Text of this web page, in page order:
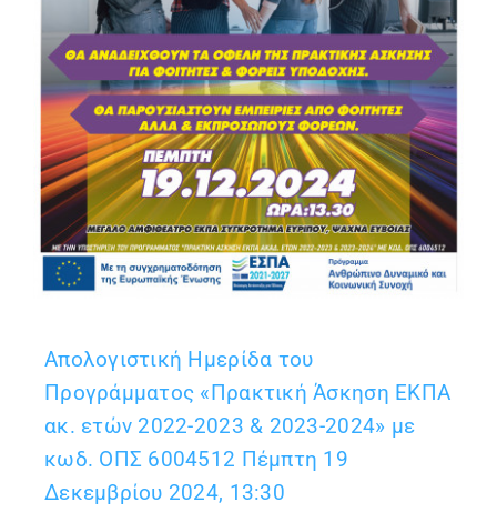
Απολογιστική Ημερίδα του
Προγράμματος «Πρακτική Άσκηση ΕΚΠΑ
ακ. ετών 2022-2023 & 2023-2024» με
κωδ. ΟΠΣ 6004512 Πέμπτη 19
Δεκεμβρίου 2024, 13:30